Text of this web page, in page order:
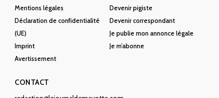
Mentions légales
Déclaration de confidentialité
(UE)
Imprint
Avertissement
Devenir pigiste
Devenir correspondant
Je publie mon annonce légale
Je m’abonne
CONTACT